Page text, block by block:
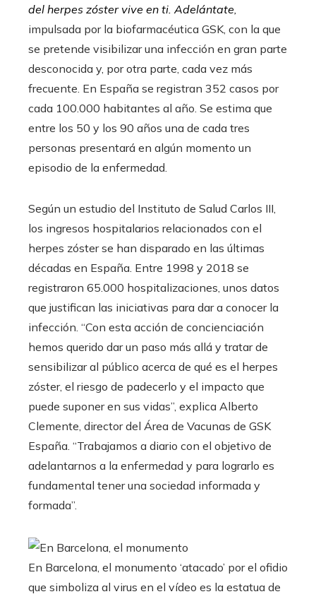
del herpes zóster vive en ti. Adelántate,
impulsada por la biofarmacéutica GSK, con la que
se pretende visibilizar una infección en gran parte
desconocida y, por otra parte, cada vez más
frecuente. En España se registran 352 casos por
cada 100.000 habitantes al año. Se estima que
entre los 50 y los 90 años una de cada tres
personas presentará en algún momento un
episodio de la enfermedad.
Según un estudio del Instituto de Salud Carlos III,
los ingresos hospitalarios relacionados con el
herpes zóster se han disparado en las últimas
décadas en España. Entre 1998 y 2018 se
registraron 65.000 hospitalizaciones, unos datos
que justifican las iniciativas para dar a conocer la
infección. “Con esta acción de concienciación
hemos querido dar un paso más allá y tratar de
sensibilizar al público acerca de qué es el herpes
zóster, el riesgo de padecerlo y el impacto que
puede suponer en sus vidas”, explica Alberto
Clemente, director del Área de Vacunas de GSK
España. “Trabajamos a diario con el objetivo de
adelantarnos a la enfermedad y para lograrlo es
fundamental tener una sociedad informada y
formada”.
En Barcelona, el monumento ‘atacado’ por el ofidio
que simboliza al virus en el vídeo es la estatua de